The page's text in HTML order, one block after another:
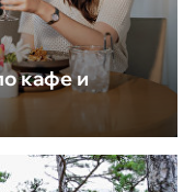
кафе и